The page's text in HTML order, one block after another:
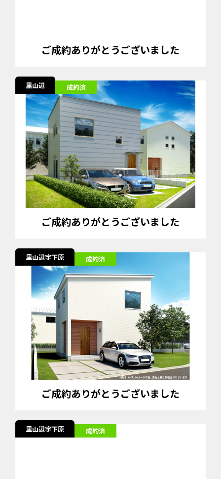
ご成約ありがとうございました
里山辺 成約済
ご成約ありがとうございました
里山辺字下原 成約済
ご成約ありがとうございました
里山辺字下原 成約済